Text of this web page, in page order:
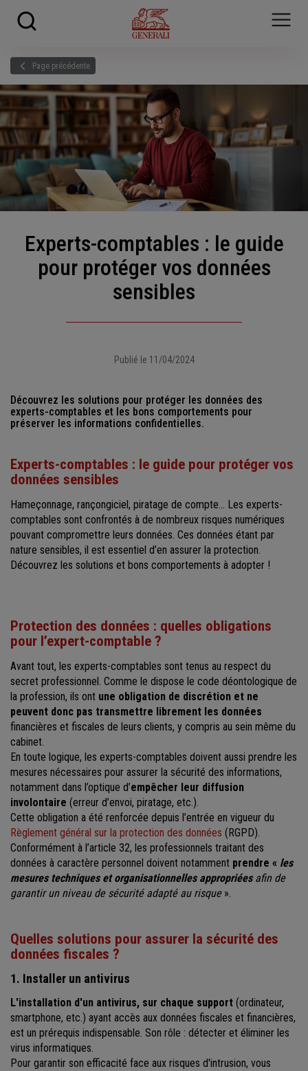
Page précédente
Experts-comptables : le guide
pour protéger vos données
sensibles
Publié le 11/04/2024
Découvrez les solutions pour protéger les données des
experts-comptables et les bons comportements pour
préserver les informations confidentielles.
Experts-comptables : le guide pour protéger vos
données sensibles
Hameçonnage, rançongiciel, piratage de compte... Les experts-
comptables sont confrontés à de nombreux risques numériques
pouvant compromettre leurs données. Ces données étant par
nature sensibles, il est essentiel d’en assurer la protection.
Découvrez les solutions et bons comportements à adopter !
Protection des données : quelles obligations
pour l’expert-comptable ?
Avant tout, les experts-comptables sont tenus au respect du
secret professionnel. Comme le dispose le code déontologique de
la profession, ils ont une obligation de discrétion et ne
peuvent donc pas transmettre librement les données
financières et fiscales de leurs clients, y compris au sein même du
cabinet.
En toute logique, les experts-comptables doivent aussi prendre les
mesures nécessaires pour assurer la sécurité des informations,
notamment dans l’optique d’empêcher leur diffusion
involontaire (erreur d’envoi, piratage, etc.).
Cette obligation a été renforcée depuis l’entrée en vigueur du
Règlement général sur la protection des données (RGPD).
Conformément à l’article 32, les professionnels traitant des
données à caractère personnel doivent notamment prendre « les
mesures techniques et organisationnelles appropriéesafin de
garantir un niveau de sécurité adapté au risque».
Quelles solutions pour assurer la sécurité des
données fiscales ?
1. Installer un antivirus
L'installation d'un antivirus, sur chaque support (ordinateur,
smartphone, etc.) ayant accès aux données fiscales et financières,
est un prérequis indispensable. Son rôle : détecter et éliminer les
virus informatiques.
Pour garantir son efficacité face aux risques d'intrusion, vous